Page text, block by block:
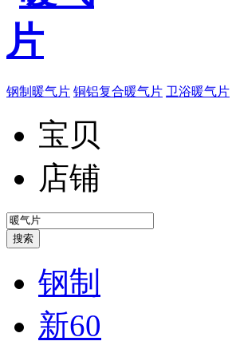
钢制暖气片 铜铝复合暖气片 卫浴暖气片
宝贝
店铺
钢制
新60